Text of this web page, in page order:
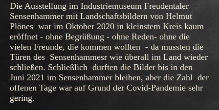
Die Ausstellung im Industriemuseum Freudentaler
Sensenhammer mit Landschaftsbildern von Helmut
Plönes war im Oktober 2020 in kleinstem Kreis kaum
eröffnet - ohne Begrüßung - ohne Reden- ohne die
vielen Freunde, die kommen wollten - da mussten die
Türen des Sensenhammesr wie überall im Land wieder
schließen. Schließlich durften die Bilder bis in den
Juni 2021 im Sensenhammer bleiben, aber die Zahl der
offenen Tage war auf Grund der Covid-Pandemie sehr
gering.